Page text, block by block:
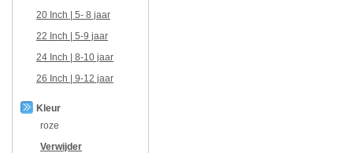
20 Inch | 5- 8 jaar
22 Inch | 5-9 jaar
24 Inch | 8-10 jaar
26 Inch | 9-12 jaar
Kleur
roze
Verwijder